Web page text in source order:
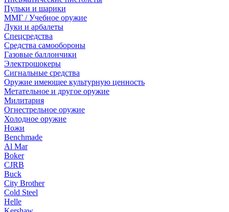
Пульки и шарики
ММГ / Учебное оружие
Луки и арбалеты
Спецсредства
Средства самообороны
Газовые баллончики
Электрошокеры
Сигнальные средства
Оружие имеющее культурную ценность
Метательное и другое оружие
Милитария
Огнестрельное оружие
Холодное оружие
Ножи
Benchmade
Al Mar
Boker
CJRB
Buck
City Brother
Cold Steel
Helle